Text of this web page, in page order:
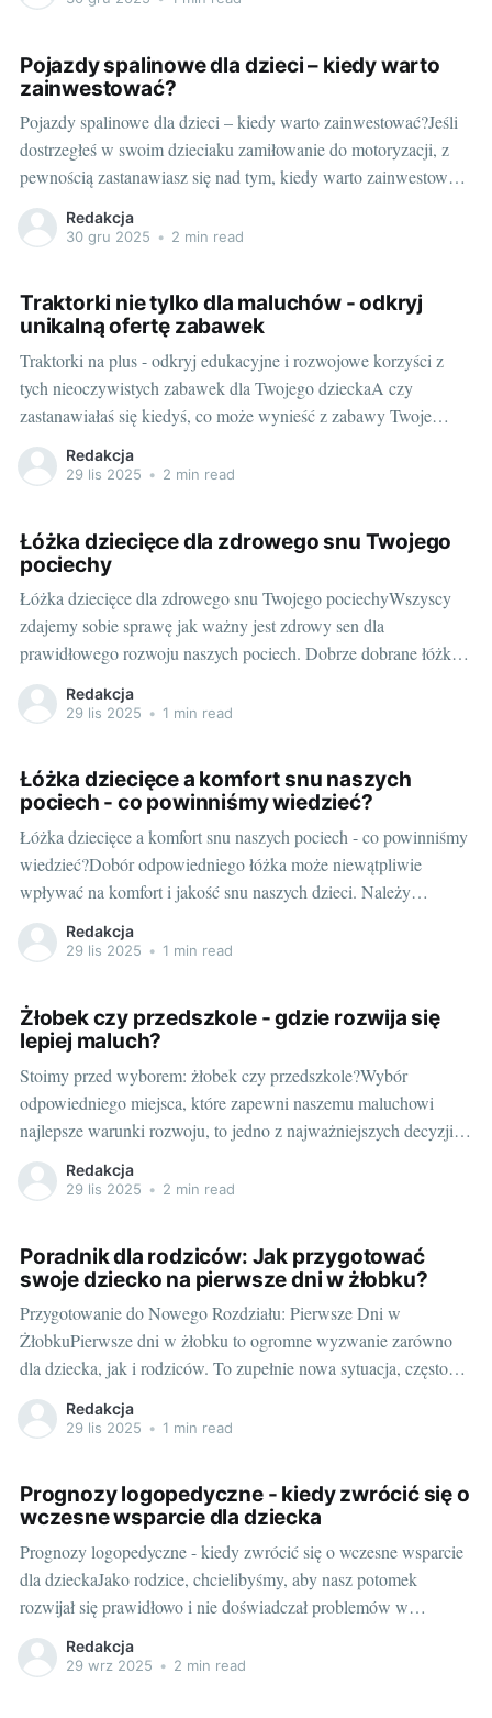
Pojazdy spalinowe dla dzieci – kiedy warto
zainwestować?
Pojazdy spalinowe dla dzieci – kiedy warto zainwestować?Jeśli
dostrzegłeś w swoim dzieciaku zamiłowanie do motoryzacji, z
pewnością zastanawiasz się nad tym, kiedy warto zainwestować
w pierwszy prawdziwy pojazd. Czy gokart na pedały dla
dorosłych to dobry pomysł dla młodego miłośnika szybkości i
Redakcja
30 gru 2025 • 2 min read
Traktorki nie tylko dla maluchów - odkryj
unikalną ofertę zabawek
Traktorki na plus - odkryj edukacyjne i rozwojowe korzyści z
tych nieoczywistych zabawek dla Twojego dzieckaA czy
zastanawiałaś się kiedyś, co może wynieść z zabawy Twoje
dziecko poza samo kierowanie modelem traktora? Tak, to nie jest
tylko zabawka. Spójrzmy na nie z innej perspektywy. Niezwykły
Redakcja
29 lis 2025 • 2 min read
Łóżka dziecięce dla zdrowego snu Twojego
pociechy
Łóżka dziecięce dla zdrowego snu Twojego pociechyWszyscy
zdajemy sobie sprawę jak ważny jest zdrowy sen dla
prawidłowego rozwoju naszych pociech. Dobrze dobrane łóżka
dziecięce Chorzów mają kluczowe znaczenie. W tym artykule
przekażę Wam moją wiedzę i doświadczenie na temat wyboru
Redakcja
29 lis 2025 • 1 min read
Łóżka dziecięce a komfort snu naszych
pociech - co powinniśmy wiedzieć?
Łóżka dziecięce a komfort snu naszych pociech - co powinniśmy
wiedzieć?Dobór odpowiedniego łóżka może niewątpliwie
wpływać na komfort i jakość snu naszych dzieci. Należy
pamiętać, że sen ma kluczowe znaczenie dla prawidłowego
rozwoju dziecka. Stąd też wybór idealnego łóżka powinien być
funkcjonalność, a także preferencje
Redakcja
29 lis 2025 • 1 min read
Żłobek czy przedszkole - gdzie rozwija się
lepiej maluch?
Stoimy przed wyborem: żłobek czy przedszkole?Wybór
odpowiedniego miejsca, które zapewni naszemu maluchowi
najlepsze warunki rozwoju, to jedno z najważniejszych decyzji,
przed jakimi stanąć mogą młodzi rodzice. Wielu z nich
zastanawia się, czy lepszym rozwiązaniem jest żłobek czy
Redakcja
29 lis 2025 • 2 min read
Poradnik dla rodziców: Jak przygotować
swoje dziecko na pierwsze dni w żłobku?
Przygotowanie do Nowego Rozdziału: Pierwsze Dni w
ŻłobkuPierwsze dni w żłobku to ogromne wyzwanie zarówno
dla dziecka, jak i rodziców. To zupełnie nowa sytuacja, często
postrzegana jako trudna i wywołująca niepokój. Aby proces ten
przebiegał jak najłatwiej, warto wcześniej przygotować swoje
Redakcja
29 lis 2025 • 1 min read
Prognozy logopedyczne - kiedy zwrócić się o
wczesne wsparcie dla dziecka
Prognozy logopedyczne - kiedy zwrócić się o wczesne wsparcie
dla dzieckaJako rodzice, chcielibyśmy, aby nasz potomek
rozwijał się prawidłowo i nie doświadczał problemów w
przyszłości. Dlatego kiedy zauważamy jakiekolwiek niepokojące
oznaki, zwykle reagujemy niezwłocznie. Ale jakie są objawy,
Redakcja
29 wrz 2025 • 2 min read